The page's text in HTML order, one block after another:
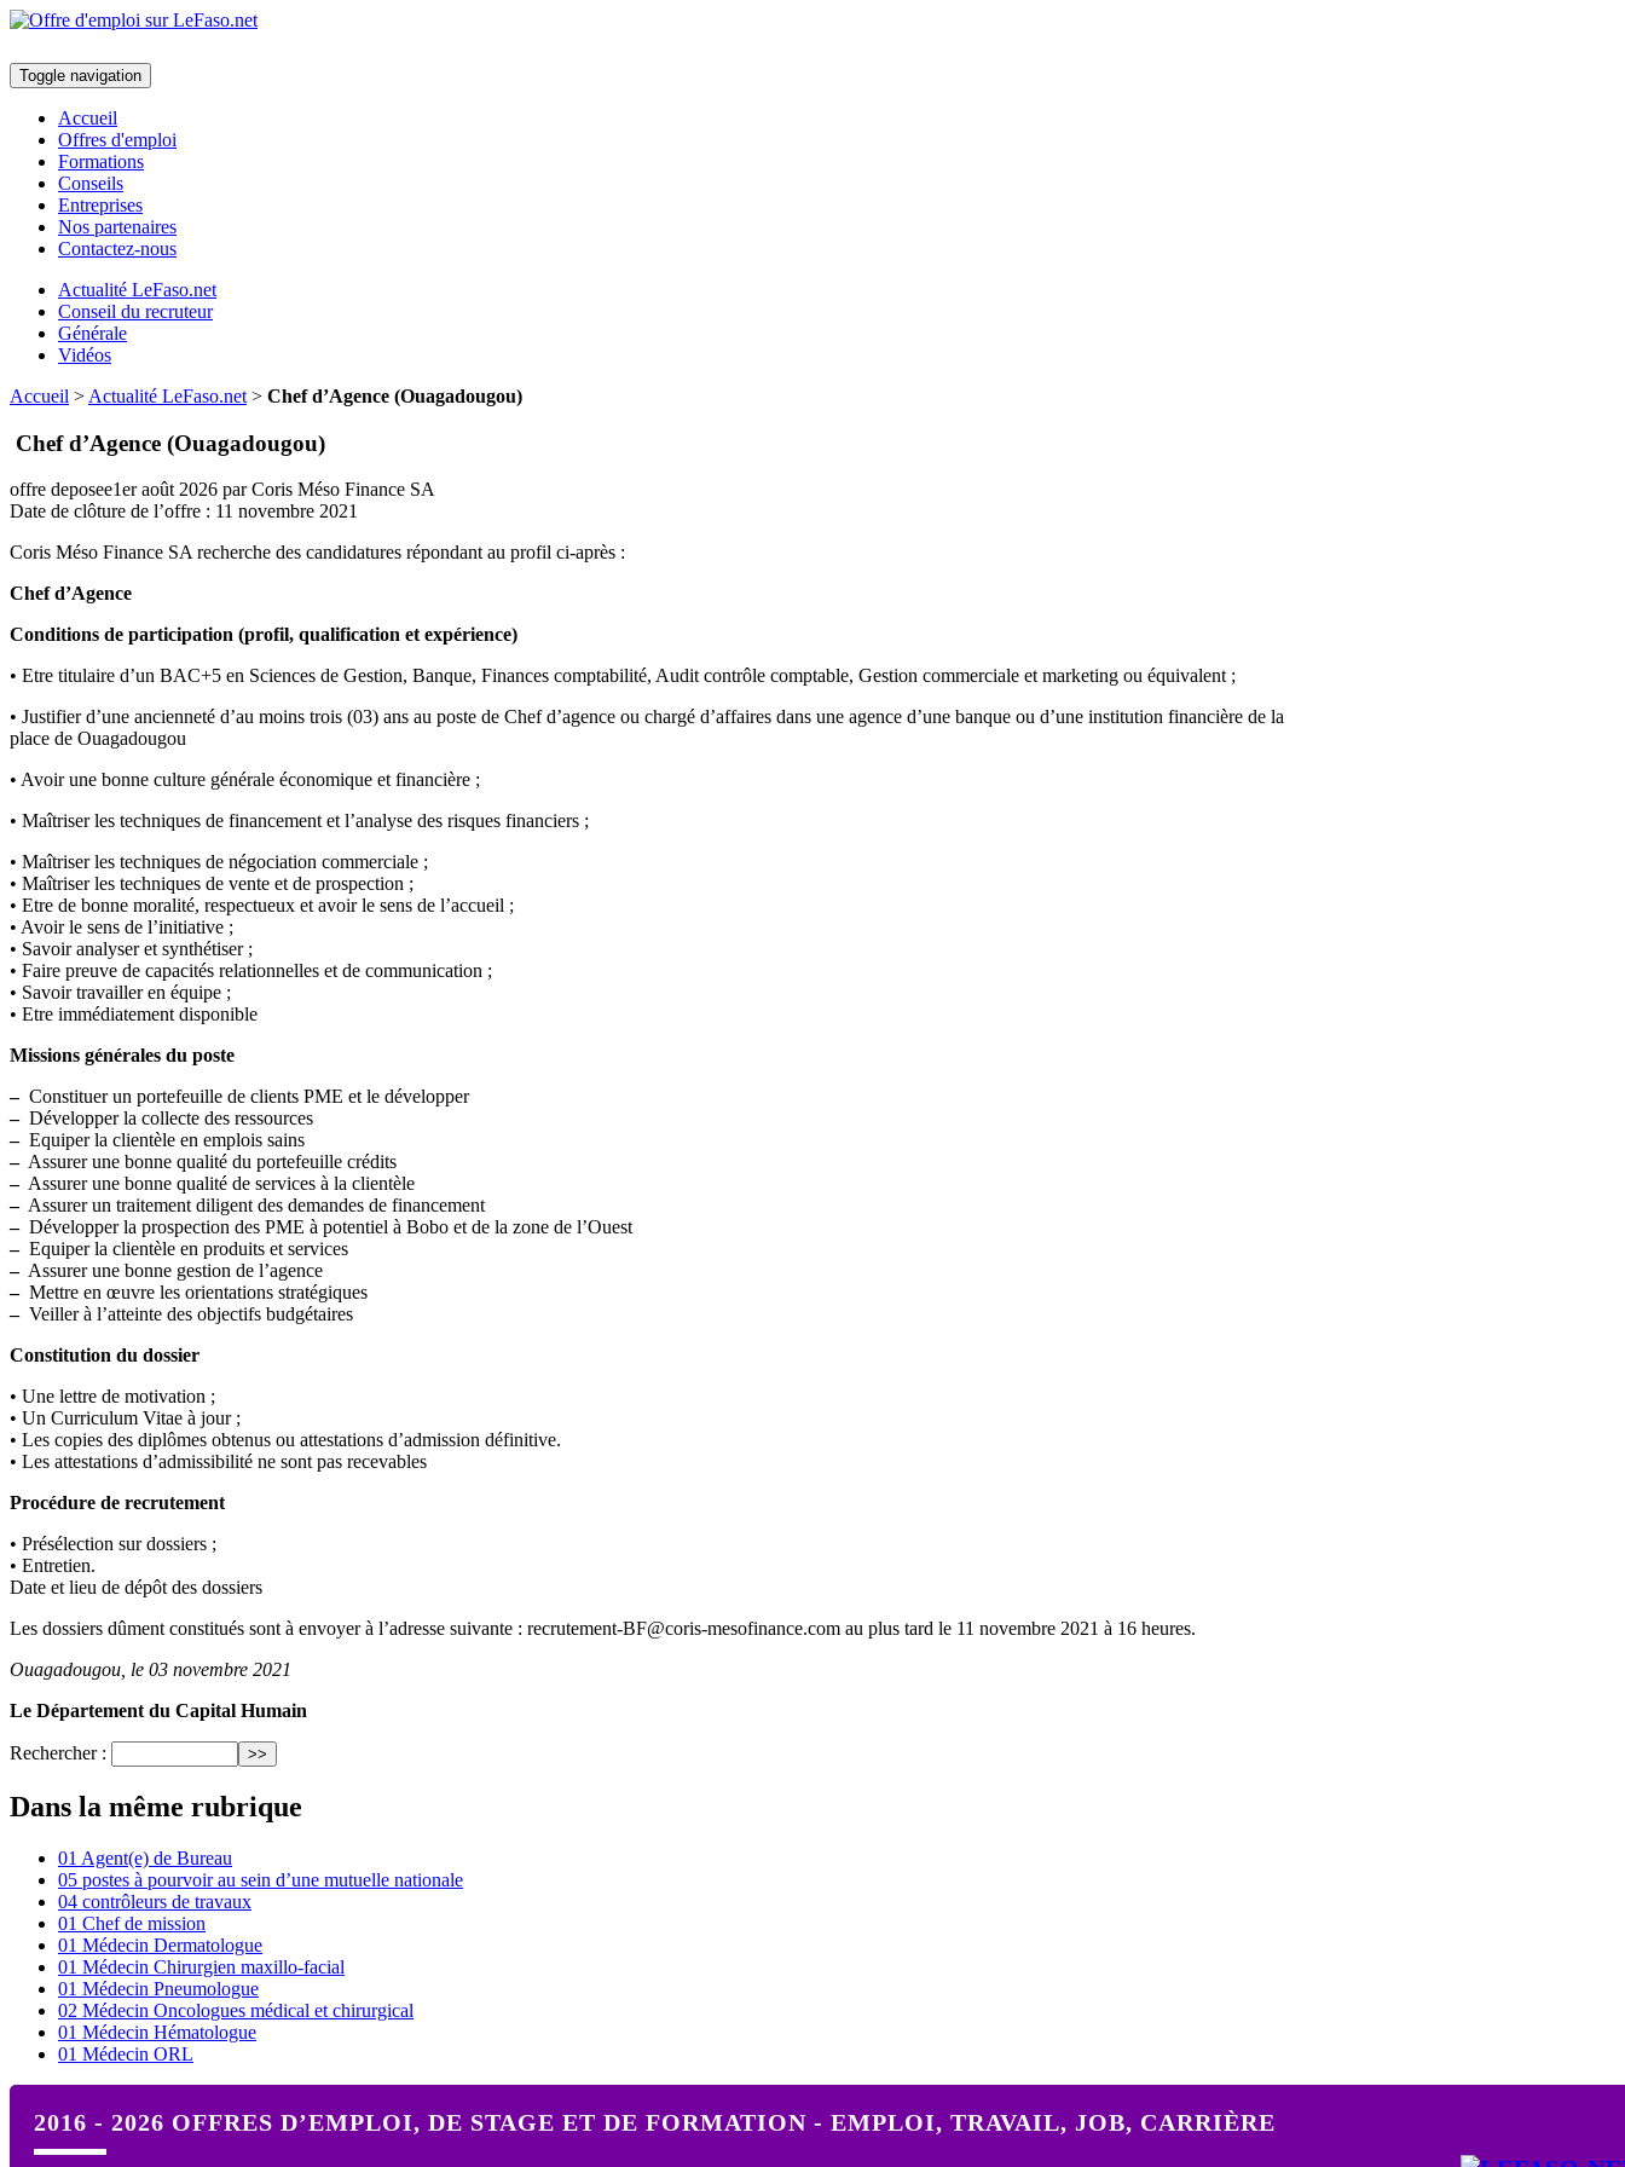
Toggle navigation
Accueil
Offres d'emploi
Formations
Conseils
Entreprises
Nos partenaires
Contactez-nous
Actualité LeFaso.net
Conseil du recruteur
Générale
Vidéos
Accueil > Actualité LeFaso.net > Chef d’Agence (Ouagadougou)
Chef d’Agence (Ouagadougou)
offre deposee1er août 2026 par Coris Méso Finance SA
Date de clôture de l’offre : 11 novembre 2021
Coris Méso Finance SA recherche des candidatures répondant au profil ci-après :
Chef d’Agence
Conditions de participation (profil, qualification et expérience)
• Etre titulaire d’un BAC+5 en Sciences de Gestion, Banque, Finances comptabilité, Audit contrôle comptable, Gestion commerciale et marketing ou équivalent ;
• Justifier d’une ancienneté d’au moins trois (03) ans au poste de Chef d’agence ou chargé d’affaires dans une agence d’une banque ou d’une institution financière de la
place de Ouagadougou
• Avoir une bonne culture générale économique et financière ;
• Maîtriser les techniques de financement et l’analyse des risques financiers ;
• Maîtriser les techniques de négociation commerciale ;
• Maîtriser les techniques de vente et de prospection ;
• Etre de bonne moralité, respectueux et avoir le sens de l’accueil ;
• Avoir le sens de l’initiative ;
• Savoir analyser et synthétiser ;
• Faire preuve de capacités relationnelles et de communication ;
• Savoir travailler en équipe ;
• Etre immédiatement disponible
Missions générales du poste
–Constituer un portefeuille de clients PME et le développer
–Développer la collecte des ressources
–Equiper la clientèle en emplois sains
–Assurer une bonne qualité du portefeuille crédits
–Assurer une bonne qualité de services à la clientèle
–Assurer un traitement diligent des demandes de financement
–Développer la prospection des PME à potentiel à Bobo et de la zone de l’Ouest
–Equiper la clientèle en produits et services
–Assurer une bonne gestion de l’agence
–Mettre en œuvre les orientations stratégiques
–Veiller à l’atteinte des objectifs budgétaires
Constitution du dossier
• Une lettre de motivation ;
• Un Curriculum Vitae à jour ;
• Les copies des diplômes obtenus ou attestations d’admission définitive.
• Les attestations d’admissibilité ne sont pas recevables
Procédure de recrutement
• Présélection sur dossiers ;
• Entretien.
Date et lieu de dépôt des dossiers
Les dossiers dûment constitués sont à envoyer à l’adresse suivante : recrutement-BF@coris-mesofinance.com au plus tard le 11 novembre 2021 à 16 heures.
Ouagadougou, le 03 novembre 2021
Le Département du Capital Humain
Rechercher :
Dans la même rubrique
01 Agent(e) de Bureau
05 postes à pourvoir au sein d’une mutuelle nationale
04 contrôleurs de travaux
01 Chef de mission
01 Médecin Dermatologue
01 Médecin Chirurgien maxillo-facial
01 Médecin Pneumologue
02 Médecin Oncologues médical et chirurgical
01 Médecin Hématologue
01 Médecin ORL
2016 - 2026 OFFRES D’EMPLOI, DE STAGE ET DE FORMATION - EMPLOI, TRAVAIL, JOB, CARRIÈRE